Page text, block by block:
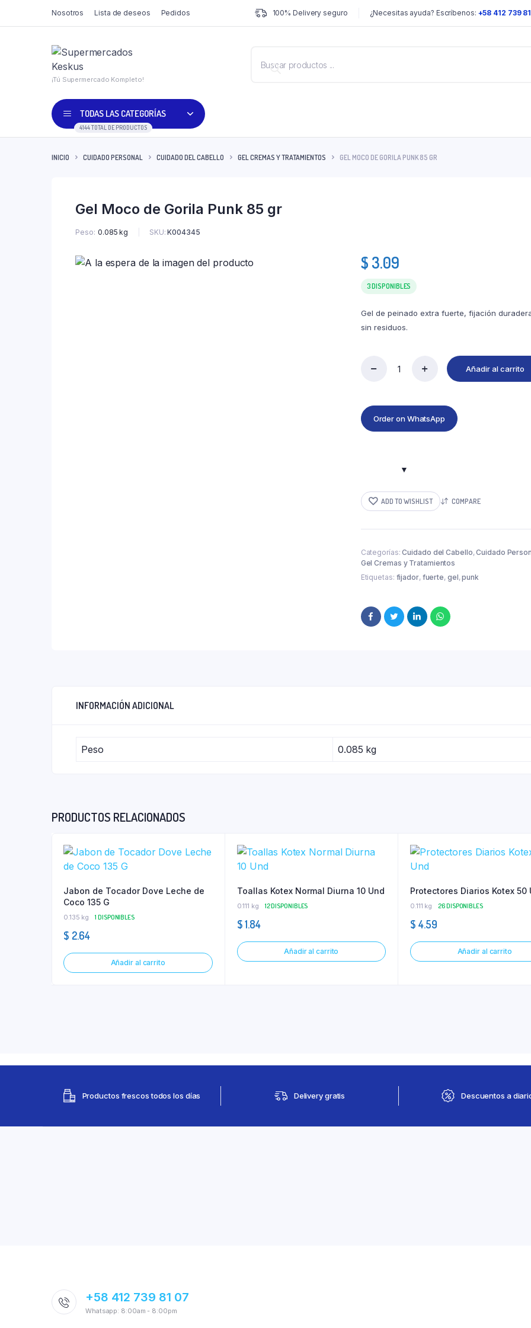
Nosotros Lista de deseos Pedidos 100% Delivery seguro ¿Necesitas ayuda? Escríbenos: +58 412 739
¡Tú Supermercado Kompleto!
TODAS LAS CATEGORÍAS
4144 TOTAL DE PRODUCTOS
INICIO CUIDADO PERSONAL CUIDADO DEL CABELLO GEL CREMAS Y TRATAMIENTOS GEL MOCO DE GORILA PUNK 85 GR
Gel Moco de Gorila Punk 85 gr
Peso 0.085 kg SKU: K004345
$ 3.09
3 DISPONIBLES
Gel de peinado extra fuerte, fijación
sin residuos.
Añadir al carrito
Order on WhatsApp
ADD TO WISHLIST COMPARE
Categorías:Cuidado del Cabello,Cuidado
Gel Cremas y Tratamientos
Etiquetas: fijador, fuerte, gel,punk
INFORMACIÓN ADICIONAL
Peso 0.085 kg
PRODUCTOS RELACIONADOS
Jabon de Tocador Dove Leche de
Coco 135 G
0.135 kg 1 DISPONIBLES
$ 2.64
Añadir al carrito
Toallas Kotex Normal Diurna 10 Und
0.111 kg 12 DISPONIBLES
$1.84
Añadir al carrito
Protectores Diarios Kotex 50
0.111 kg 26 DISPONIBLES
$ 4.59
Añadir al carrito
Productos frescos todos los días Delivery gratis Descuentos a
+58 412 739 81 07
Whatsapp: 8:00am - 8:00pm